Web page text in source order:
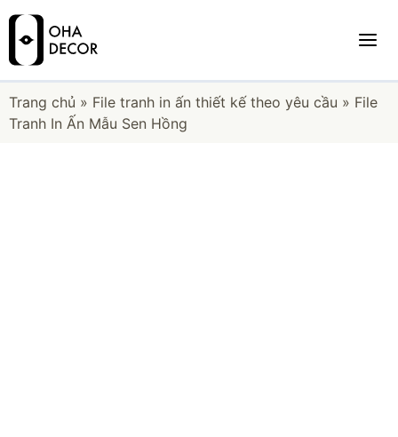
Trang chủ » File tranh in ấn thiết kế theo yêu cầu » File
Tranh In Ấn Mẫu Sen Hồng